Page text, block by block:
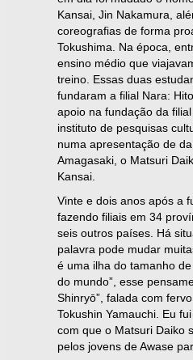
Kansai, Jin Nakamura,
coreografias de forma
Tokushima. Na época,
ensino médio que
treino. Essas duas
fundaram a filial Nara:
apoio na fundação da
instituto de pesquisas
numa apresentação de
Amagasaki, o Matsuri
Kansai.
Vinte e dois anos após a
fazendo filiais em 34
seis outros países. Há
palavra pode mudar
é uma ilha do tamanho
do mundo”, esse
Shinryō”, falada com
Tokushin Yamauchi. Eu
com que o Matsuri Daiko
pelos jovens de Awase